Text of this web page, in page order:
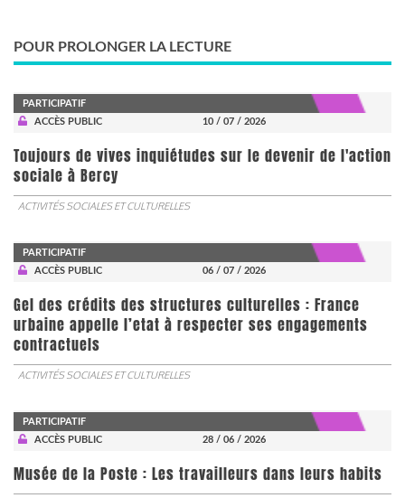
POUR PROLONGER LA LECTURE
PARTICIPATIF
ACCÈS PUBLIC
10 / 07 / 2026
Toujours de vives inquiétudes sur le devenir de l'action
sociale à Bercy
ACTIVITÉS SOCIALES ET CULTURELLES
PARTICIPATIF
ACCÈS PUBLIC
06 / 07 / 2026
Gel des crédits des structures culturelles : France
urbaine appelle l’etat à respecter ses engagements
contractuels
ACTIVITÉS SOCIALES ET CULTURELLES
PARTICIPATIF
ACCÈS PUBLIC
28 / 06 / 2026
Musée de la Poste : Les travailleurs dans leurs habits